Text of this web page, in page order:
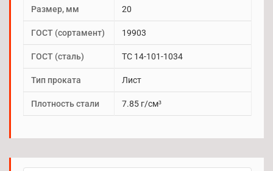
Размер, мм 20
ГОСТ (сортамент) 19903
ГОСТ (сталь) TC 14-101-1034
Тип проката Лист
Плотность стали 7.85 г/см³